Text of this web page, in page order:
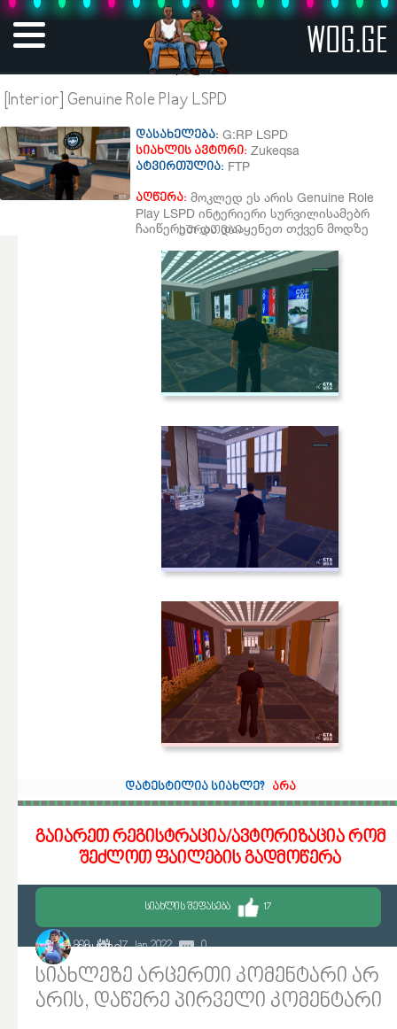
WOG.GE
[Interior] Genuine Role Play LSPD
დასახელება: G:RP LSPD
სიახლის ავტორი: Zukeqsa
ატვირთულია: FTP
აღწერა: მოკლედ ეს არის Genuine Role
Play LSPD ინტერიერი სურვილისამებრ
ჩაიწერეთ და დააყენეთ თქვენ მოდზე
სურათები
დატესტილია სიახლე? არა
გაიარეთ რეგისტრაცია/ავტორიზაცია რომ
შეძლოთ ფაილების გადმოწერა
ᲡᲘᲐᲮᲚᲘᲡ ᲨᲔᲤᲐᲡᲔᲑᲐ 17
CHUMBO
4 808 17 Jan 2022 0
სიახლეზე არცერთი კომენტარი არ
არის, დაწერე პირველი კომენტარი